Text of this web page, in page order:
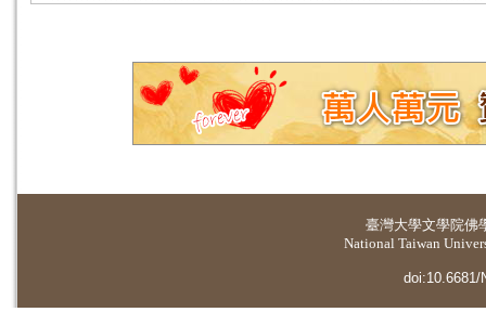
臺灣大學文學院佛
National Taiwan
doi:10.6681/